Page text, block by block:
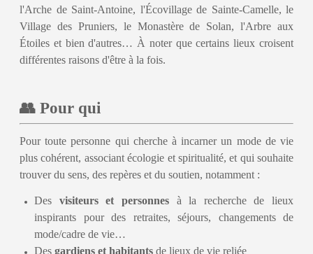
l'Arche de Saint-Antoine, l'Écovillage de Sainte-Camelle, le
Village des Pruniers, le Monastère de Solan, l'Arbre aux
Étoiles et bien d'autres… À noter que certains lieux croisent
différentes raisons d'être à la fois.
👥 Pour qui
Pour toute personne qui cherche à incarner un mode de vie
plus cohérent, associant écologie et spiritualité, et qui souhaite
trouver du sens, des repères et du soutien, notamment :
Des visiteurs et personnesà la recherche de lieux
inspirants pour des retraites, séjours, changements de
mode/cadre de vie…
Des gardiens et habitants de lieux de vie reliée